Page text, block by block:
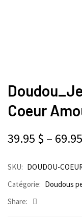
Coeur
39.95 $ – 69.95
SKU: DOUDOU-
Catégorie: Doudous
Share: